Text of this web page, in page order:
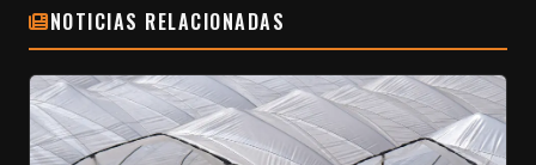
NOTICIAS RELACIONADAS